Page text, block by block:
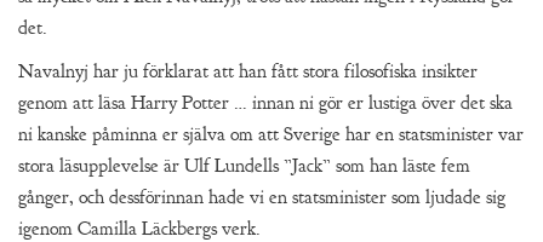
det.
Navalnyj har ju förklarat att han fått stora filosofiska insikter
genom att läsa Harry Potter … innan ni gör er lustiga över det ska
ni kanske påminna er själva om att Sverige har en statsminister var
stora läsupplevelse är Ulf Lundells ”Jack” som han läste fem
gånger, och dessförinnan hade vi en statsminister som ljudade sig
igenom Camilla Läckbergs verk.